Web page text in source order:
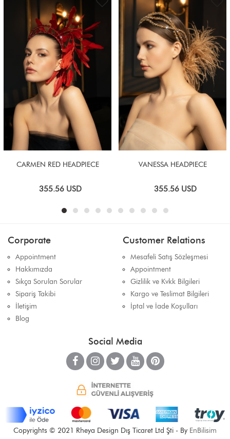
CARMEN RED HEADPIECE
355.56USD
VANESSA HEADPIECE
355.56USD
Corporate
Appointment
Hakkımızda
Sıkça Sorulan Sorular
Sipariş Takibi
İletişim
Blog
Customer Relations
Mesafeli Satış Sözleşmesi
Appointment
Gizlilik ve Kvkk Bilgileri
Kargo ve Teslimat Bilgileri
İptal ve İade Koşulları
Social Media
Copyrights © 2021 Rheya Design Dış Ticaret Ltd Şti - By EnBilisim